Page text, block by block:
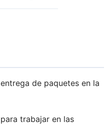
de paquetes en la
trabajar en las